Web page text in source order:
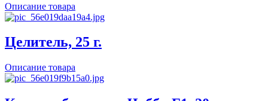
Описание товара
Целитель, 25 г.
Описание товара